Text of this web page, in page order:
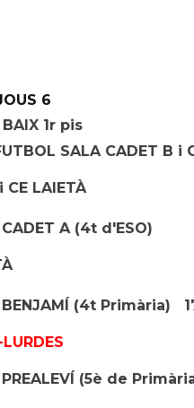
6
1r pis
SALA CADET B i
CE LAIETÀ
A (4t d'ESO)
BENJAMÍ (4t Primària)
(5è de